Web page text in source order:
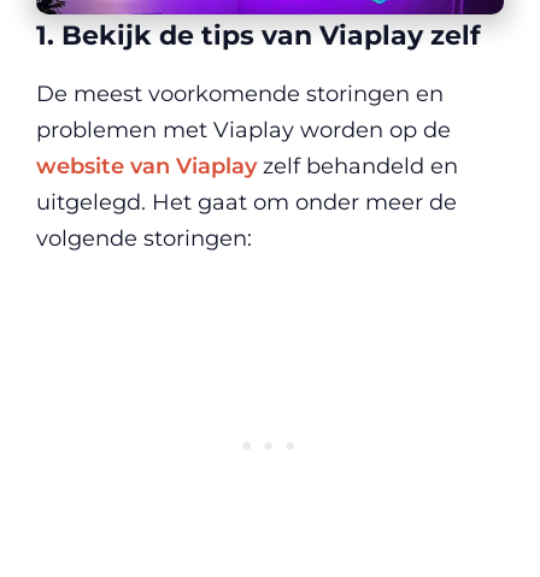
1. Bekijk de tips van Viaplay zelf
De meest voorkomende storingen en
problemen met Viaplay worden op de
website van Viaplayzelf behandeld en
uitgelegd. Het gaat om onder meer de
volgende storingen: